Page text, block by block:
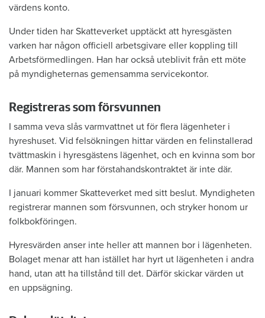
värdens konto.
Under tiden har Skatteverket upptäckt att hyresgästen
varken har någon officiell arbetsgivare eller koppling till
Arbetsförmedlingen. Han har också uteblivit från ett möte
på myndigheternas gemensamma servicekontor.
Registreras som försvunnen
I samma veva slås varmvattnet ut för flera lägenheter i
hyreshuset. Vid felsökningen hittar värden en felinstallerad
tvättmaskin i hyresgästens lägenhet, och en kvinna som bor
där. Mannen som har förstahandskontraktet är inte där.
I januari kommer Skatteverket med sitt beslut. Myndigheten
registrerar mannen som försvunnen, och stryker honom ur
folkbokföringen.
Hyresvärden anser inte heller att mannen bor i lägenheten.
Bolaget menar att han istället har hyrt ut lägenheten i andra
hand, utan att ha tillstånd till det. Därför skickar värden ut
en uppsägning.